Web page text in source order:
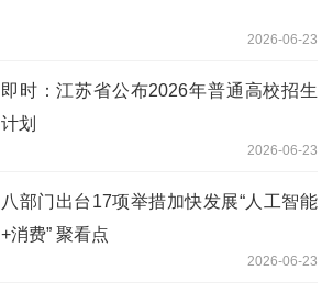
2026-06-23
即时：江苏省公布2026年普通高校招生
计划
2026-06-23
八部门出台17项举措加快发展“人工智能
+消费” 聚看点
2026-06-23